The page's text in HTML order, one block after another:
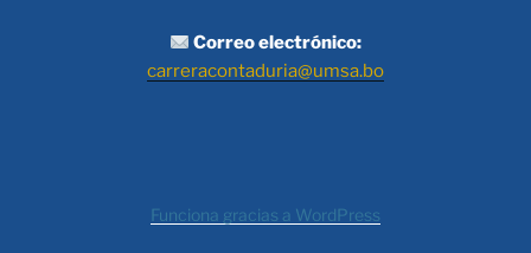
Correo electrónico:
carreracontaduria@umsa.bo
Funciona gracias a WordPress